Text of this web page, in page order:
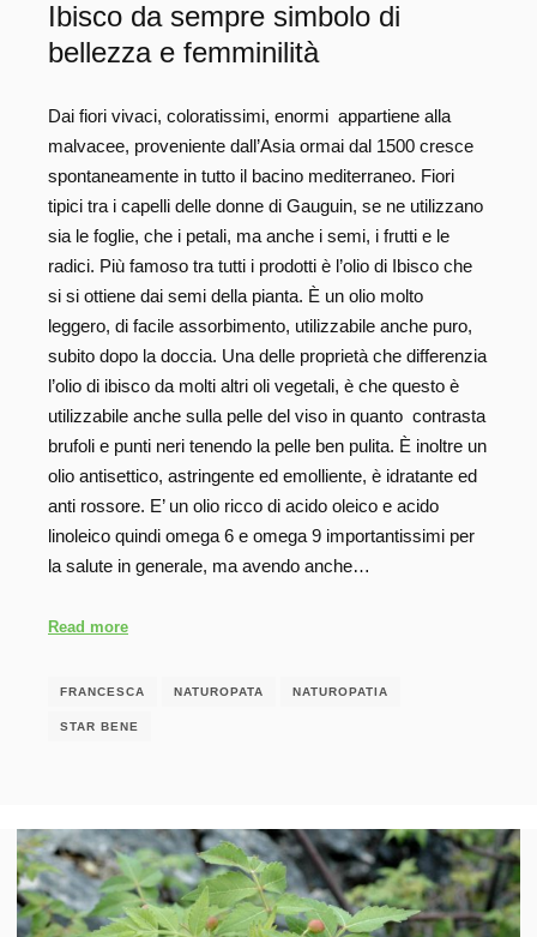
Ibisco da sempre simbolo di
bellezza e femminilità
Dai fiori vivaci, coloratissimi, enormi appartiene alla
malvacee, proveniente dall’Asia ormai dal 1500 cresce
spontaneamente in tutto il bacino mediterraneo. Fiori
tipici tra i capelli delle donne di Gauguin, se ne utilizzano
sia le foglie, che i petali, ma anche i semi, i frutti e le
radici. Più famoso tra tutti i prodotti è l’olio di Ibisco che
si si ottiene dai semi della pianta. È un olio molto
leggero, di facile assorbimento, utilizzabile anche puro,
subito dopo la doccia. Una delle proprietà che differenzia
l’olio di ibisco da molti altri oli vegetali, è che questo è
utilizzabile anche sulla pelle del viso in quanto contrasta
brufoli e punti neri tenendo la pelle ben pulita. È inoltre un
olio antisettico, astringente ed emolliente, è idratante ed
anti rossore. E’ un olio ricco di acido oleico e acido
linoleico quindi omega 6 e omega 9 importantissimi per
la salute in generale, ma avendo anche…
Read more
FRANCESCA NATUROPATA NATUROPATIA
STAR BENE